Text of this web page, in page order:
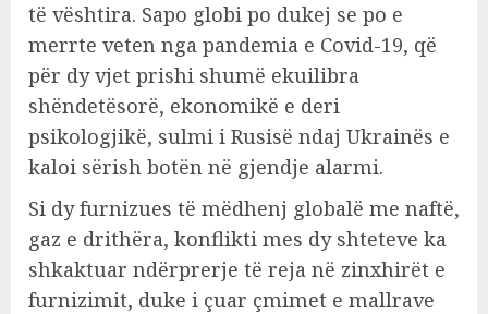
të vështira. Sapo globi po dukej se po e
merrte veten nga pandemia e Covid-19, që
për dy vjet prishi shumë ekuilibra
shëndetësorë, ekonomikë e deri
psikologjikë, sulmi i Rusisë ndaj Ukrainës e
kaloi sërish botën në gjendje alarmi.
Si dy furnizues të mëdhenj globalë me naftë,
gaz e drithëra, konflikti mes dy shteteve ka
shkaktuar ndërprerje të reja në zinxhirët e
furnizimit, duke i çuar çmimet e mallrave